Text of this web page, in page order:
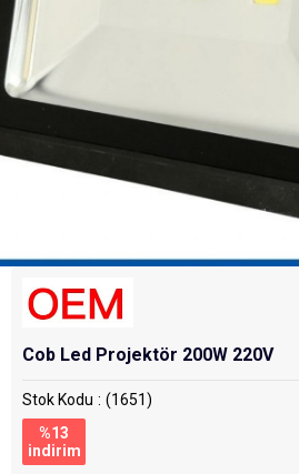
Cob Led Projektör 200W 220V
Stok Kodu
(1651)
%13
i̇ndirim